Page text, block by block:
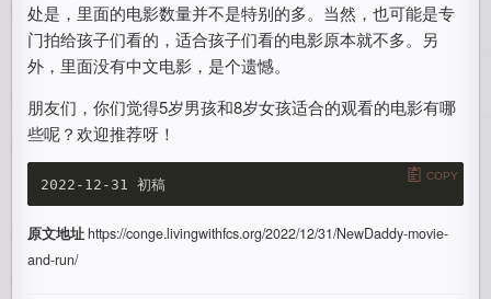
处是，里面的电影数量并不是特别的多。当然，也可能是专
门拍给孩子们看的，适合孩子们看的电影原本就不多。另
外，里面没有中文电影，是个遗憾。
朋友们，你们觉得5岁男孩和8岁女孩适合的观看的电影有哪
些呢？欢迎推荐呀！
COPY
原文地址https://conge.livingwithfcs.org/2022/12/31/NewDaddy-movie-
and-run/